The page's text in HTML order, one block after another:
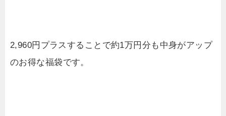
2,960円プラスすることで約1万円分も中身がアップ
のお得な福袋です。